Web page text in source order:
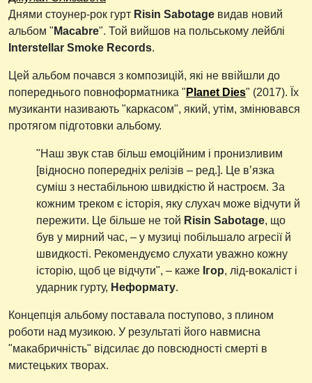
Днями стоунер-рок гурт Risin Sabotage видав новий
альбом " Macabre". Той вийшов на польському лейблі
Interstellar Smoke Records.
Цей альбом почався з композицій, які не ввійшли до
попереднього повноформатника " Planet Dies" (2017). Їх
музиканти називають "каркасом", який, утім, змінювався
протягом підготовки альбому.
"Наш звук став більш емоційним і пронизливим
[відносно попередніх релізів – ред.]. Це в’язка
суміш з нестабільною швидкістю й настроєм. За
кожним треком є історія, яку слухач може відчути й
пережити. Це більше не той Risin Sabotage, що
був у мирний час, – у музиці побільшало агресії й
швидкості. Рекомендуємо слухати уважно кожну
історію, щоб це відчути", – каже Ігор, лід-вокаліст і
ударник гурту, Неформату.
Концепція альбому поставала поступово, з плином
роботи над музикою. У результаті його навмисна
"макабричність" відсилає до повсюдності смерті в
мистецьких творах.